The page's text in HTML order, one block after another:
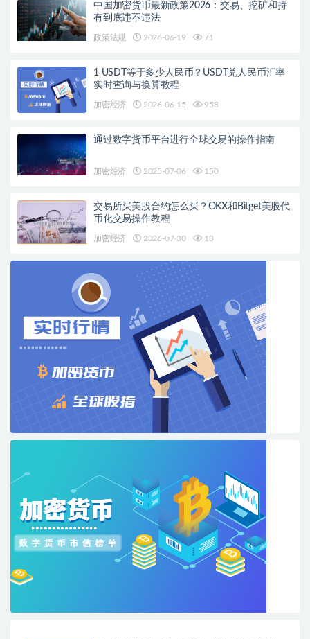
中国加密货币最新政策2026：交易、挖矿和持
有到底违不违法
政策法规 2026-06-19 71
1 USDT等于多少人民币？USDT兑人民币汇率
实时查询与换算教程
加密经济 2026-06-15 958
通过数字货币平台进行全球交易的操作指南
加密经济 2025-07-06 150
交易所买美股合约怎么买？OKX和Bitget美股代
币化交易操作教程
加密经济 2026-07-30 18